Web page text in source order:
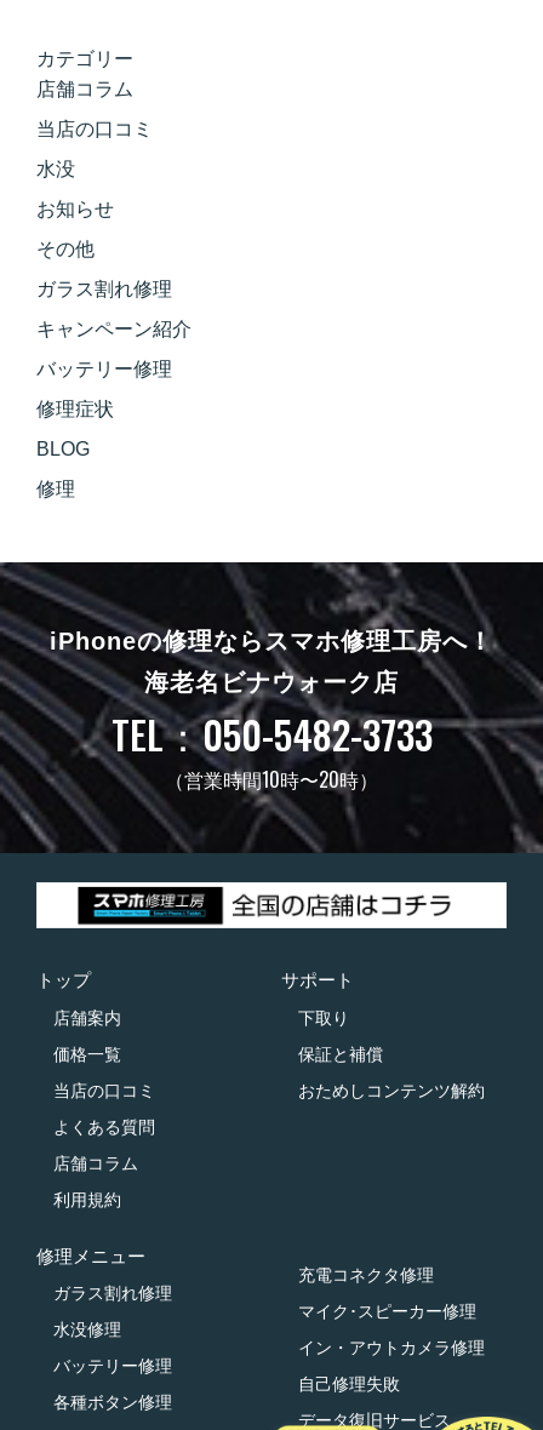
カテゴリー
店舗コラム
当店の口コミ
水没
お知らせ
その他
ガラス割れ修理
キャンペーン紹介
バッテリー修理
修理症状
BLOG
修理
iPhoneの修理ならスマホ修理工房へ！
海老名ビナウォーク店
TEL：050-5482-3733
（営業時間10時〜20時）
トップ
店舗案内
価格一覧
当店の口コミ
よくある質問
店舗コラム
利用規約
サポート
下取り
保証と補償
おためしコンテンツ解約
修理メニュー
ガラス割れ修理
水没修理
バッテリー修理
各種ボタン修理
充電コネクタ修理
マイク･スピーカー修理
イン・アウトカメラ修理
自己修理失敗
データ復旧サービス